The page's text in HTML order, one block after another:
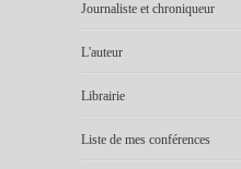
Journaliste et chroniqueur
L'auteur
Librairie
Liste de mes conférences